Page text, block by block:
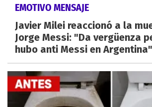
EMOTIVO MENSAJE
Javier Milei reaccionó a la
Jorge Messi: "Da vergüenza
hubo anti Messi en Argentina"